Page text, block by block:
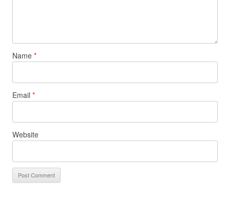
Name *
Email *
Website